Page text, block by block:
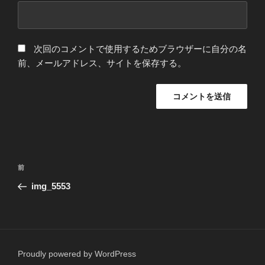
次回のコメントで使用するためブラウザーに自分の名
前、メールアドレス、サイトを保存する。
投
ナ
シ
前
の
前
img_5553
Proudly powered by WordPress